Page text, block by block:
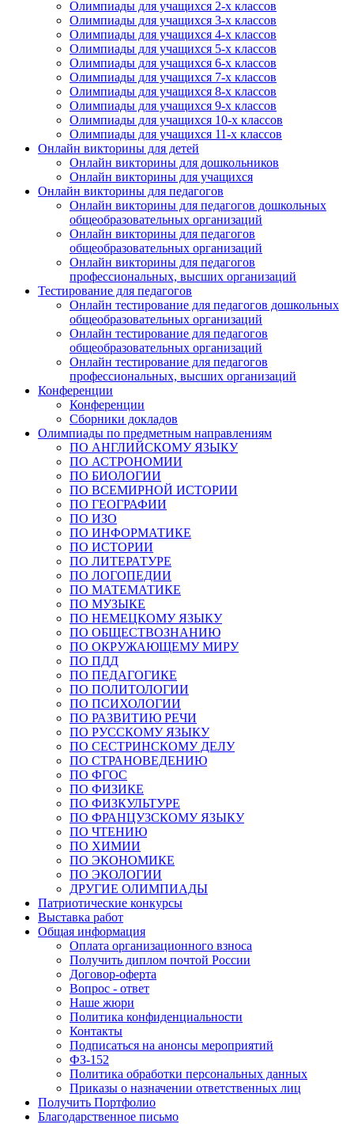
Олимпиады для учащихся 2-х классов
Олимпиады для учащихся 3-х классов
Олимпиады для учащихся 4-х классов
Олимпиады для учащихся 5-х классов
Олимпиады для учащихся 6-х классов
Олимпиады для учащихся 7-х классов
Олимпиады для учащихся 8-х классов
Олимпиады для учащихся 9-х классов
Олимпиады для учащихся 10-х классов
Олимпиады для учащихся 11-х классов
Онлайн викторины для детей
Онлайн викторины для дошкольников
Онлайн викторины для учащихся
Онлайн викторины для педагогов
Онлайн викторины для педагогов дошкольных
общеобразовательных организаций
Онлайн викторины для педагогов
общеобразовательных организаций
Онлайн викторины для педагогов
профессиональных, высших организаций
Тестирование для педагогов
Онлайн тестирование для педагогов дошкольных
общеобразовательных организаций
Онлайн тестирование для педагогов
общеобразовательных организаций
Онлайн тестирование для педагогов
профессиональных, высших организаций
Конференции
Конференции
Сборники докладов
Олимпиады по предметным направлениям
ПО АНГЛИЙСКОМУ ЯЗЫКУ
ПО АСТРОНОМИИ
ПО БИОЛОГИИ
ПО ВСЕМИРНОЙ ИСТОРИИ
ПО ГЕОГРАФИИ
ПО ИЗО
ПО ИНФОРМАТИКЕ
ПО ИСТОРИИ
ПО ЛИТЕРАТУРЕ
ПО ЛОГОПЕДИИ
ПО МАТЕМАТИКЕ
ПО МУЗЫКЕ
ПО НЕМЕЦКОМУ ЯЗЫКУ
ПО ОБЩЕСТВОЗНАНИЮ
ПО ОКРУЖАЮЩЕМУ МИРУ
ПО ПДД
ПО ПЕДАГОГИКЕ
ПО ПОЛИТОЛОГИИ
ПО ПСИХОЛОГИИ
ПО РАЗВИТИЮ РЕЧИ
ПО РУССКОМУ ЯЗЫКУ
ПО СЕСТРИНСКОМУ ДЕЛУ
ПО СТРАНОВЕДЕНИЮ
ПО ФГОС
ПО ФИЗИКЕ
ПО ФИЗКУЛЬТУРЕ
ПО ФРАНЦУЗСКОМУ ЯЗЫКУ
ПО ЧТЕНИЮ
ПО ХИМИИ
ПО ЭКОНОМИКЕ
ПО ЭКОЛОГИИ
ДРУГИЕ ОЛИМПИАДЫ
Патриотические конкурсы
Выставка работ
Общая информация
Оплата организационного взноса
Получить диплом почтой России
Договор-оферта
Вопрос - ответ
Наше жюри
Политика конфиденциальности
Контакты
Подписаться на анонсы мероприятий
ФЗ-152
Политика обработки персональных данных
Приказы о назначении ответственных лиц
Получить Портфолио
Благодарственное письмо
персональных данных согласно 152-ФЗ.Подробнее